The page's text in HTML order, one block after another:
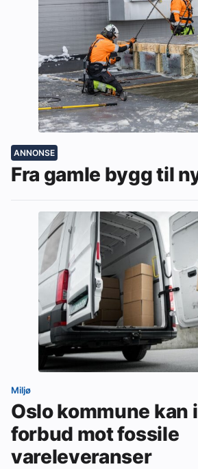
ANNONSE
Fra gamle bygg til
Miljø
Oslo kommune kan
forbud mot fossile
vareleveranser